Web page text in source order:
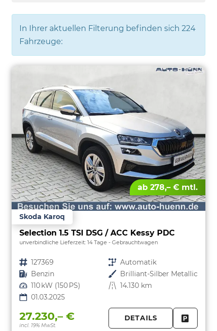
In Ihrer aktuellen Filterung befinden sich 224
Fahrzeuge:
ab 278,– € mtl.
Skoda Karoq
Selection 1.5 TSI DSG / ACC Kessy PDC
unverbindliche Lieferzeit: 14 Tage Gebrauchtwagen
Fahrzeugnr. 127369 Getriebe Automatik
Kraftstoff Benzin Außenfarbe Brilliant-Silber Metallic
Leistung 110 kW (150 PS) Kilometerstand 14.130 km
01.03.2025
27.230,– €
incl. 19% MwSt.
DETAILS